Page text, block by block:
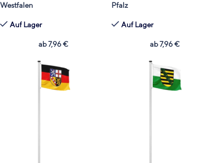
Westfalen
Auf Lager
ab7,96€
Pfalz
Auf Lager
ab7,96€